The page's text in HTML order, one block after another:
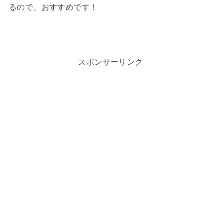
るので、おすすめです！
スポンサーリンク